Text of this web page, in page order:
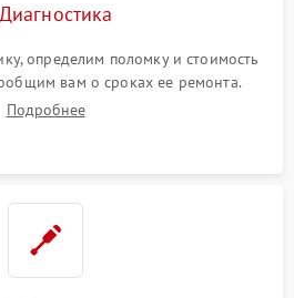
определим поломку и стоимость
вам о сроках ее ремонта.
Подробнее